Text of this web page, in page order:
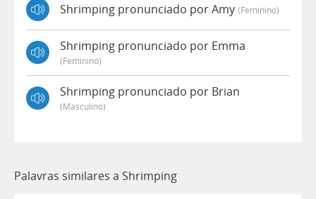
Shrimping pronunciado por Amy (feminino)
Shrimping pronunciado por Emma
(feminino)
Shrimping pronunciado por Brian
(masculino)
Palavras similares a Shrimping